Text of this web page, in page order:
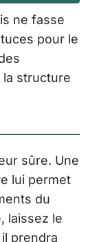
ne fasse
pour le
la structure
sûre. Une
lui permet
du
laissez le
prendra